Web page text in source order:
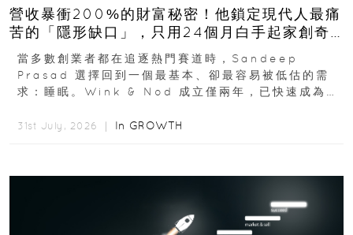
營收暴衝200%的財富秘密！他鎖定現代人最痛
苦的「隱形缺口」，只用24個月白手起家創奇
蹟
當多數創業者都在追逐熱門賽道時，Sandeep
Prasad 選擇回到一個最基本、卻最容易被低估的需
求：睡眠。Wink & Nod 成立僅兩年，已快速成為印
31st July, 2026 ｜ In GROWTH